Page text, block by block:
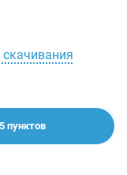
пунктов